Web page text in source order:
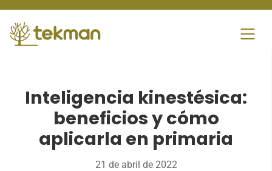
content
Inteligencia kinestésica:
beneficios y cómo
aplicarla en primaria
21 de abril de 2022